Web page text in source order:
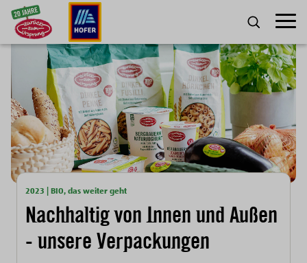
Zum Inhalt
SUCHE
2023 | BIO, das weiter geht
Nachhaltig von Innen und Außen
- unsere Verpackungen